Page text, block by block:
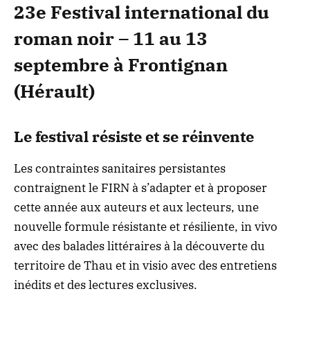
23e Festival international du
roman noir – 11 au 13
septembre à Frontignan
(Hérault)
Le festival résiste et se réinvente
Les contraintes sanitaires persistantes
contraignent le FIRN à s’adapter et à proposer
cette année aux auteurs et aux lecteurs, une
nouvelle formule résistante et résiliente, in vivo
avec des balades littéraires à la découverte du
territoire de Thau et in visio avec des entretiens
inédits et des lectures exclusives.